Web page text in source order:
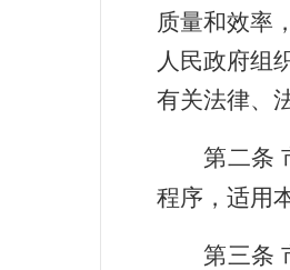
质量和效率
人民政府组
有关法律、
第二条
程序，适用
第三条